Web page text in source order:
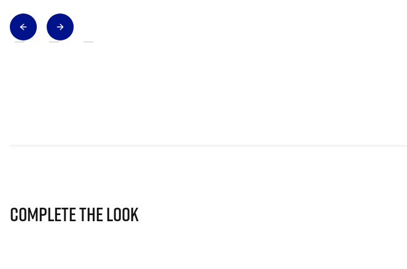
Complete The Look